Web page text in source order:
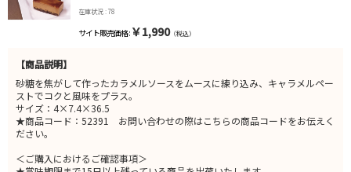
在庫状況 : 78
サイト販売価格 : ￥1,990（税込）
【商品説明】
砂糖を焦がして作ったカラメルソースをムースに練り込み、キャラメルペー
ストでコクと風味をプラス。
サイズ：4×7.4×36.5
★商品コード：52391 お問い合わせの際はこちらの商品コードをお伝えく
ださい。
＜ご購入におけるご確認事項＞